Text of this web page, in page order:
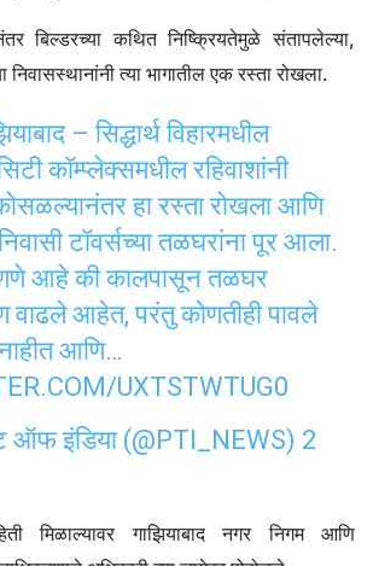
बिल्डरच्या कथित निष्क्रियतेमुळे संतापलेल्या,
निवासस्थानांनी त्या भागातील एक रस्ता रोखला.
– सिद्धार्थ विहारमधील
कॉम्प्लेक्समधील रहिवाशांनी
हा रस्ता रोखला आणि
टॉवर्सच्या तळघरांना पूर आला.
आहे की कालपासून तळघर
वाढले आहेत, परंतु कोणतीही पावले
आणि…
UXTSTWTUG0
ऑफ इंडिया (@PTI_NEWS) 2
मिळाल्यावर गाझियाबाद नगर निगम आणि